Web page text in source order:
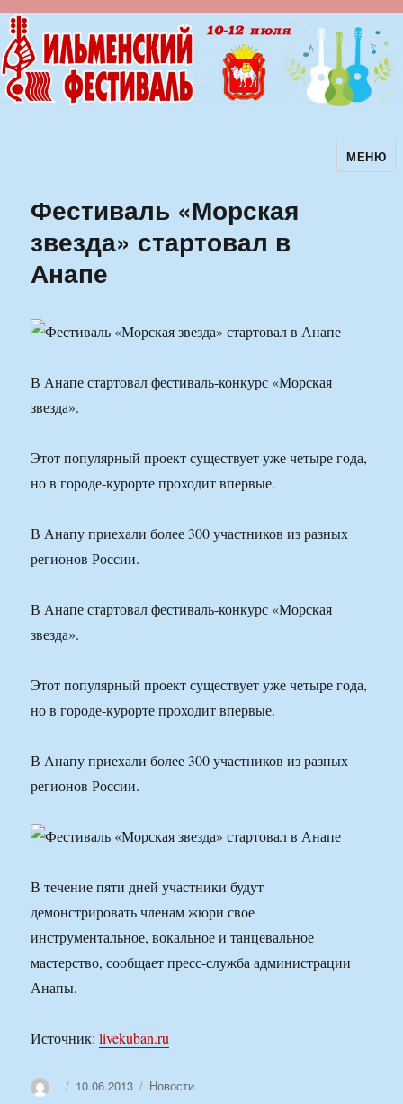
Ильменский фестиваль авторскойМЕНЮ
Фестиваль «Морская
звезда» стартовал в
Анапе
В Анапе стартовал фестиваль-конкурс «Морская
звезда».
Этот популярный проект существует уже четыре года,
но в городе-курорте проходит впервые.
В Анапу приехали более 300 участников из разных
регионов России.
В Анапе стартовал фестиваль-конкурс «Морская
звезда».
Этот популярный проект существует уже четыре года,
но в городе-курорте проходит впервые.
В Анапу приехали более 300 участников из разных
регионов России.
В течение пяти дней участники будут
демонстрировать членам жюри свое
инструментальное, вокальное и танцевальное
мастерство, сообщает пресс-служба администрации
Анапы.
Источник:livekuban.ru
АвторОпубликовано
10.06.2013 Рубрики
Новости